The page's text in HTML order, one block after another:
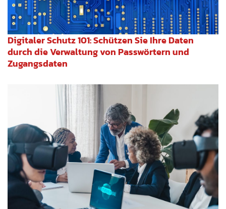
Digitaler Schutz 101: Schützen Sie Ihre Daten
durch die Verwaltung von Passwörtern und
Zugangsdaten